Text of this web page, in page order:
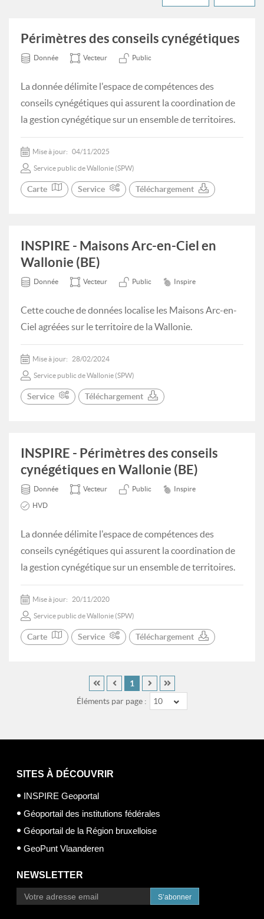
Périmètres des conseils cynégétiques
Donnée Vecteur Public
La donnée délimite l'espace de compétences des
conseils cynégétiques qui assurent la coordination de
la gestion cynégétique sur un ensemble de territoires.
Mise à jour: 04/11/2025
Service public de Wallonie (SPW)
Carte Service Téléchargement
INSPIRE - Maisons Arc-en-Ciel en
Wallonie (BE)
Donnée Vecteur Public Inspire
Cette couche de données localise les Maisons Arc-en-
Ciel agréées sur le territoire de la Wallonie.
Mise à jour: 28/02/2024
Service public de Wallonie (SPW)
Service Téléchargement
INSPIRE - Périmètres des conseils
cynégétiques en Wallonie (BE)
Donnée Vecteur Public Inspire
HVD
La donnée délimite l'espace de compétences des
conseils cynégétiques qui assurent la coordination de
la gestion cynégétique sur un ensemble de territoires.
Mise à jour: 20/11/2020
Service public de Wallonie (SPW)
Carte Service Téléchargement
Éléments par page : 10
1
SITES À DÉCOUVRIR
INSPIRE Geoportal
Géoportail des institutions fédérales
Géoportail de la Région bruxelloise
GeoPunt Vlaanderen
NEWSLETTER
S’abonner